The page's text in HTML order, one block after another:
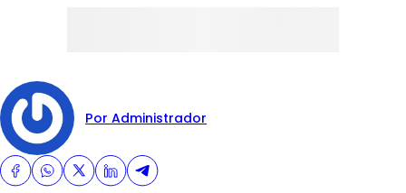
Por Administrador